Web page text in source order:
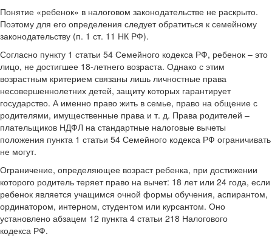
Понятие «ребенок» в налоговом законодательстве не раскрыто.
Поэтому для его определения следует обратиться к семейному
законодательству (п. 1 ст. 11 НК РФ).
Согласно пункту 1 статьи 54 Семейного кодекса РФ, ребенок – это
лицо, не достигшее 18-летнего возраста. Однако с этим
возрастным критерием связаны лишь личностные права
несовершеннолетних детей, защиту которых гарантирует
государство. А именно право жить в семье, право на общение с
родителями, имущественные права и т. д. Права родителей –
плательщиков НДФЛ на стандартные налоговые вычеты
положения пункта 1 статьи 54 Семейного кодекса РФ ограничивать
не могут.
Ограничение, определяющее возраст ребенка, при достижении
которого родитель теряет право на вычет: 18 лет или 24 года, если
ребенок является учащимся очной формы обучения, аспирантом,
ординатором, интерном, студентом или курсантом. Оно
установлено абзацем 12 пункта 4 статьи 218 Налогового
кодекса РФ.